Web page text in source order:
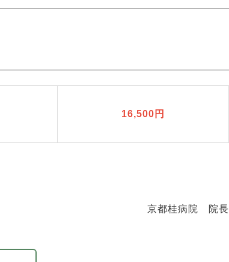
16,500円
京都桂病院 院長